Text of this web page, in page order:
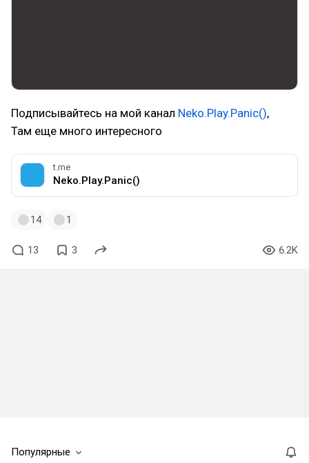
Подписывайтесь на мой канал Neko.Play.Panic(),
Там еще много интересного
t.me
Neko.Play.Panic()
14 1
13 3 6.2K
Популярные